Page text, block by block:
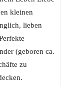
kleinen
lieben
(geboren ca.
zu